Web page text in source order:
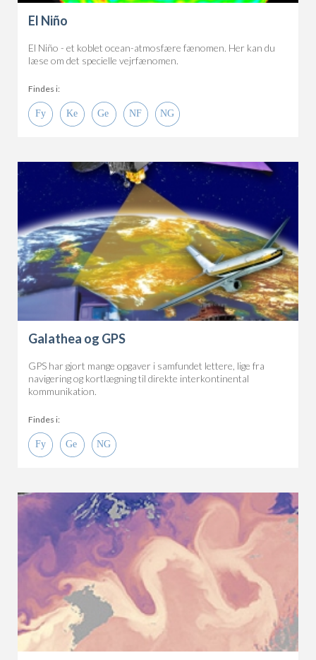
El Niño
El Niño - et koblet ocean-atmosfære fænomen. Her kan du
læse om det specielle vejrfænomen.
Findes i:
Galathea og GPS
GPS har gjort mange opgaver i samfundet lettere, lige fra
navigering og kortlægning til direkte interkontinental
kommunikation.
Findes i: